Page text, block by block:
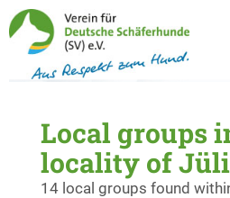
Local groups
locality of
14 local groups found